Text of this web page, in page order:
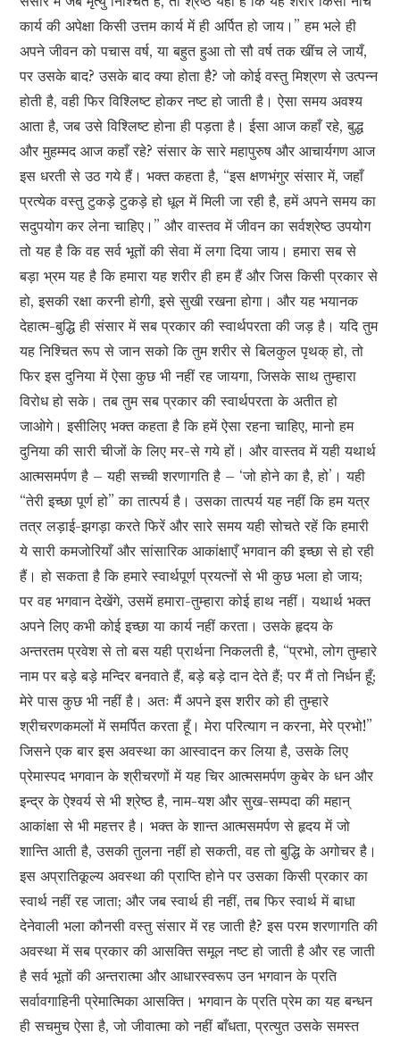
कार्य की अपेक्षा किसी उत्तम कार्य में ही अर्पित हो जाय।” हम भले ही
अपने जीवन को पचास वर्ष, या बहुत हुआ तो सौ वर्ष तक खींच ले जायँ,
पर उसके बाद? उसके बाद क्या होता है? जो कोई वस्तु मिश्रण से उत्पन्न
होती है, वही फिर विश्लिष्ट होकर नष्ट हो जाती है। ऐसा समय अवश्य
आता है, जब उसे विश्लिष्ट होना ही पड़ता है। ईसा आज कहाँ रहे, बुद्ध
और मुहम्मद आज कहाँ रहे? संसार के सारे महापुरुष और आचार्यगण आज
इस धरती से उठ गये हैं। भक्त कहता है, “इस क्षणभंगुर संसार में, जहाँ
प्रत्येक वस्तु टुकड़े टुकड़े हो धूल में मिली जा रही है, हमें अपने समय का
सदुपयोग कर लेना चाहिए।” और वास्तव में जीवन का सर्वश्रेष्ठ उपयोग
तो यह है कि वह सर्व भूतों की सेवा में लगा दिया जाय। हमारा सब से
बड़ा भ्रम यह है कि हमारा यह शरीर ही हम हैं और जिस किसी प्रकार से
हो, इसकी रक्षा करनी होगी, इसे सुखी रखना होगा। और यह भयानक
देहात्म-बुद्धि ही संसार में सब प्रकार की स्वार्थपरता की जड़ है। यदि तुम
यह निश्चित रूप से जान सको कि तुम शरीर से बिलकुल पृथक् हो, तो
फिर इस दुनिया में ऐसा कुछ भी नहीं रह जायगा, जिसके साथ तुम्हारा
विरोध हो सके। तब तुम सब प्रकार की स्वार्थपरता के अतीत हो
जाओगे। इसीलिए भक्त कहता है कि हमें ऐसा रहना चाहिए, मानो हम
दुनिया की सारी चीजों के लिए मर-से गये हों। और वास्तव में यही यथार्थ
आत्मसमर्पण है – यही सच्ची शरणागति है – ‘जो होने का है, हो’। यही
“तेरी इच्छा पूर्ण हो” का तात्पर्य है। उसका तात्पर्य यह नहीं कि हम यत्र
तत्र लड़ाई-झगड़ा करते फिरें और सारे समय यही सोचते रहें कि हमारी
ये सारी कमजोरियाँ और सांसारिक आकांक्षाएँ भगवान की इच्छा से हो रही
हैं। हो सकता है कि हमारे स्वार्थपूर्ण प्रयत्नों से भी कुछ भला हो जाय;
पर वह भगवान देखेंगे, उसमें हमारा-तुम्हारा कोई हाथ नहीं। यथार्थ भक्त
अपने लिए कभी कोई इच्छा या कार्य नहीं करता। उसके हृदय के
अन्तरतम प्रवेश से तो बस यही प्रार्थना निकलती है, “प्रभो, लोग तुम्हारे
नाम पर बड़े बड़े मन्दिर बनवाते हैं, बड़े बड़े दान देते हैं; पर मैं तो निर्धन हूँ;
मेरे पास कुछ भी नहीं है। अतः मैं अपने इस शरीर को ही तुम्हारे
श्रीचरणकमलों में समर्पित करता हूँ। मेरा परित्याग न करना, मेरे प्रभो!”
जिसने एक बार इस अवस्था का आस्वादन कर लिया है, उसके लिए
प्रेमास्पद भगवान के श्रीचरणों में यह चिर आत्मसमर्पण कुबेर के धन और
इन्द्र के ऐश्वर्य से भी श्रेष्ठ है, नाम-यश और सुख-सम्पदा की महान्
आकांक्षा से भी महत्तर है। भक्त के शान्त आत्मसमर्पण से हृदय में जो
शान्ति आती है, उसकी तुलना नहीं हो सकती, वह तो बुद्धि के अगोचर है।
इस अप्रातिकूल्य अवस्था की प्राप्ति होने पर उसका किसी प्रकार का
स्वार्थ नहीं रह जाता; और जब स्वार्थ ही नहीं, तब फिर स्वार्थ में बाधा
देनेवाली भला कौनसी वस्तु संसार में रह जाती है? इस परम शरणागति की
अवस्था में सब प्रकार की आसक्ति समूल नष्ट हो जाती है और रह जाती
है सर्व भूतों की अन्तरात्मा और आधारस्वरूप उन भगवान के प्रति
सर्वावगाहिनी प्रेमात्मिका आसक्ति। भगवान के प्रति प्रेम का यह बन्धन
ही सचमुच ऐसा है, जो जीवात्मा को नहीं बाँधता, प्रत्युत उसके समस्त